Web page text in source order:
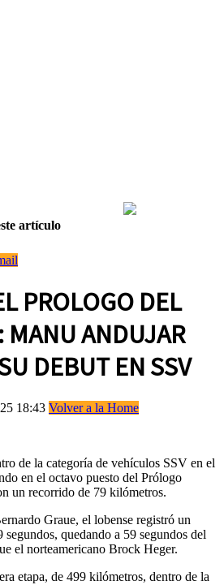
artículo
PROLOGO DEL
MANU ANDUJAR
DEBUT EN SSV
18:43 Volver a la Home
de la categoría de vehículos SSV en el
en el octavo puesto del Prólogo
un recorrido de 79 kilómetros.
Graue, el lobense registró un
quedando a 59 segundos del
el norteamericano Brock Heger.
etapa, de 499 kilómetros, dentro de la